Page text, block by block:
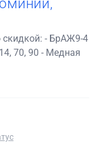
- БрАЖ9-4
70, 90 - Медная